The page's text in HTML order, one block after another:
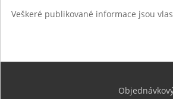
Veškeré publikované informace jsou